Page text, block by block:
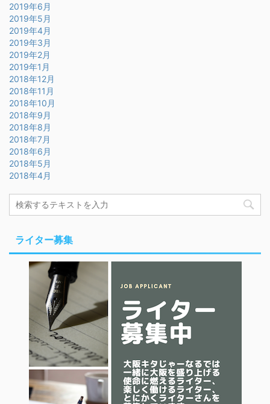
2019年6月
2019年5月
2019年4月
2019年3月
2019年2月
2019年1月
2018年12月
2018年11月
2018年10月
2018年9月
2018年8月
2018年7月
2018年6月
2018年5月
2018年4月
ライター募集